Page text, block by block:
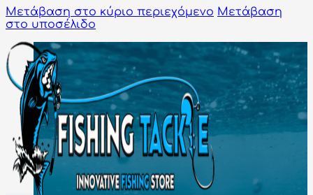
Μετάβαση στο κύριο περιεχόμενο Μετάβαση
στο υποσέλιδο